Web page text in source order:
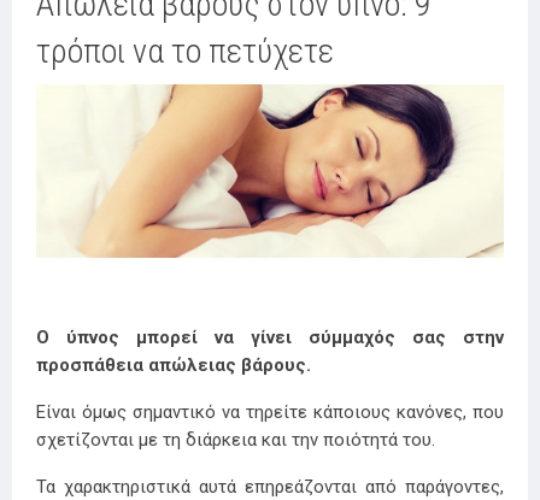
τρόποι να το πετύχετε
Ο ύπνος μπορεί να γίνει σύμμαχός σας στην
προσπάθεια απώλειας βάρους.
Είναι όμως σημαντικό να τηρείτε κάποιους κανόνες, που
σχετίζονται με τη διάρκεια και την ποιότητά του.
Τα χαρακτηριστικά αυτά επηρεάζονται από παράγοντες,